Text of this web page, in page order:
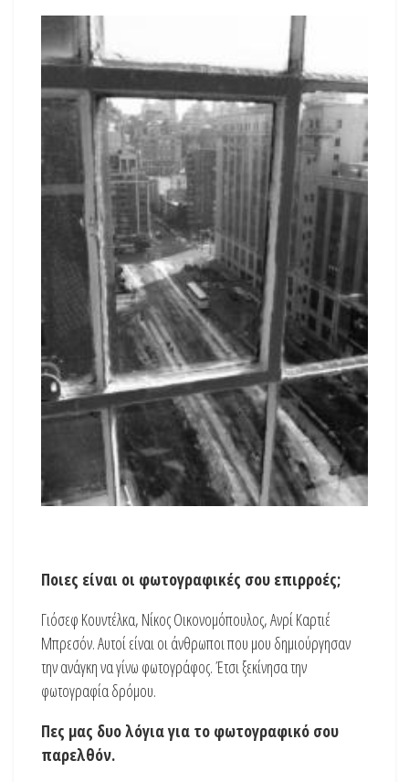
Ποιες είναι οι φωτογραφικές σου επιρροές;
Γιόσεφ Κουντέλκα, Νίκος Οικονομόπουλος, Ανρί Καρτιέ
Μπρεσόν. Αυτοί είναι οι άνθρωποι που μου δημιούργησαν
την ανάγκη να γίνω φωτογράφος. Έτσι ξεκίνησα την
φωτογραφία δρόμου.
Πες μας δυο λόγια για το φωτογραφικό σου
παρελθόν.